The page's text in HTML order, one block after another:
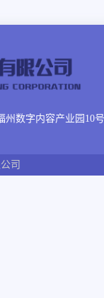
数字内容产业园10
司